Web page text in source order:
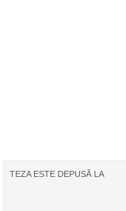
TEZA ESTE DEPUSĂ LA